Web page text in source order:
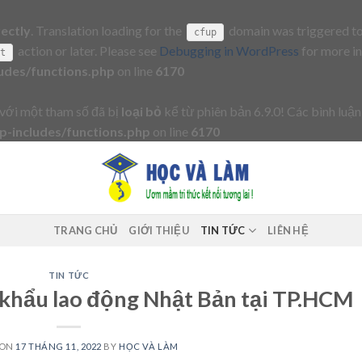
. Translation loading for the cfup
domain was triggered
action or later. Please see Debugging in WordPress for more
functions.php on line 6170
một tham số đã bị loại bỏ kể từ phiên bản 6.9.0! Các bình
includes/functions.php on line 6170
TRANG CHỦ GIỚI THIỆU TIN TỨC LIÊN HỆ
TIN TỨC
lao động Nhật Bản tại TP.HCM
17 THÁNG 11, 2022 BY HỌC VÀ LÀM